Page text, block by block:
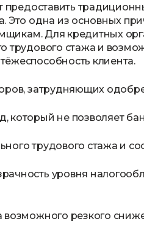
предоставить
Это одна из основных
Для кредитных
трудового стажа и
клиента.
затрудняющих
который не позволяет
трудового стажа и
уровня
возможного резкого